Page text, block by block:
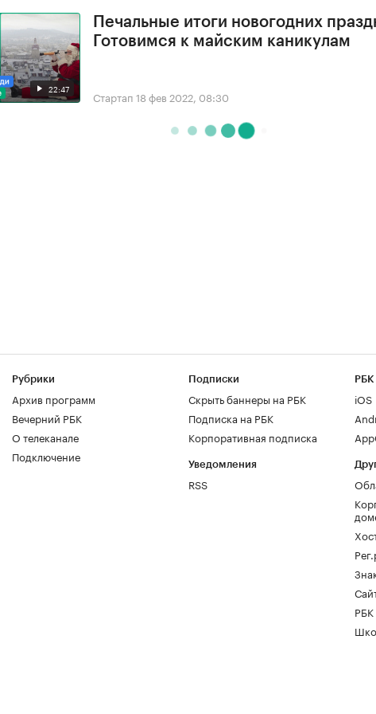
22:47
Печальные итоги новогодних
Готовимся к майским каникулам
Стартап 18 фев 2022, 08:30
Рубрики
Архив программ
Вечерний РБК
О телеканале
Подключение
Подписки
Скрыть баннеры на РБК
Подписка на РБК
Корпоративная подписка
Уведомления
RSS
РБК
iOS